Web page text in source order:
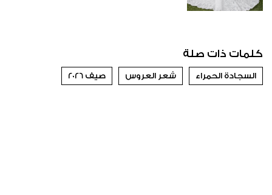
كلمات ذات صلة
السجادة الحمراء شعر العروس صيف 2026